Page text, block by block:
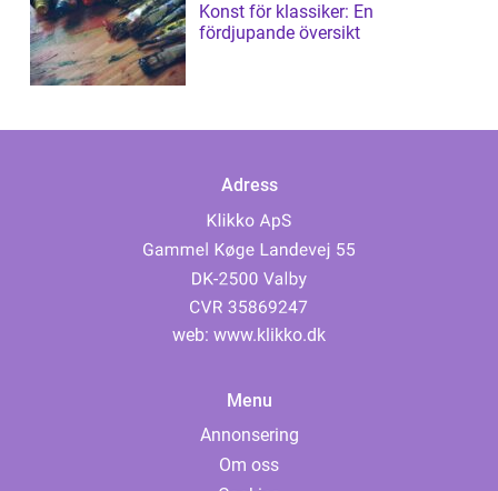
Konst för klassiker: En
fördjupande översikt
Adress
web: www.klikko.dk
Menu
Annonsering
Om oss